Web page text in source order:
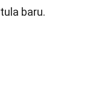
baru.